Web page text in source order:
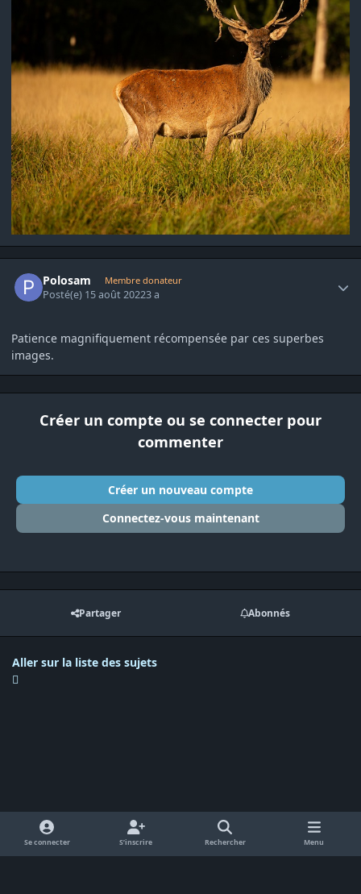
Polosam Membre donateur
Posté(e) 15 août 20223 a
Patience magnifiquement récompensée par ces superbes
images.
Créer un compte ou se connecter pour
commenter
Créer un nouveau compte
Connectez-vous maintenant
Partager Abonnés
Aller sur la liste des sujets
Se connecter S’inscrire Rechercher Menu